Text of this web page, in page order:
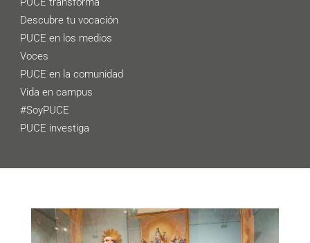
Descubre tu vocación
PUCE en los medios
Voces
PUCE en la comunidad
Vida en campus
#SoyPUCE
PUCE investiga